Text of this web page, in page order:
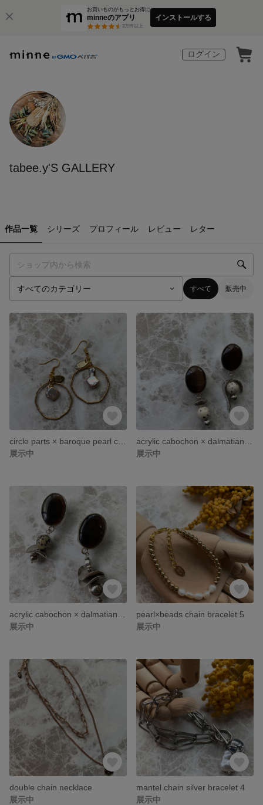
お買いものがもっとお得に
minneのアプリ
3万件以上
インストールする
ログイン
tabee.y'S GALLERY
作品一覧 シリーズ プロフィール レビュー レター
すべて 販売中
展示中
展示中
展示中
pearl×beads chain bracelet 5
展示中
double chain necklace
展示中
mantel chain silver bracelet 4
展示中